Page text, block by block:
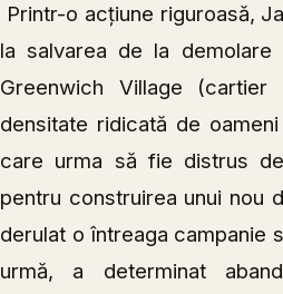
Printr-o acțiune riguroasă,
la salvarea de la
Greenwich Village
densitate ridicată de
care urma să fie distrus
pentru construirea unui nou
derulat o întreaga campanie
urmă, a determinat